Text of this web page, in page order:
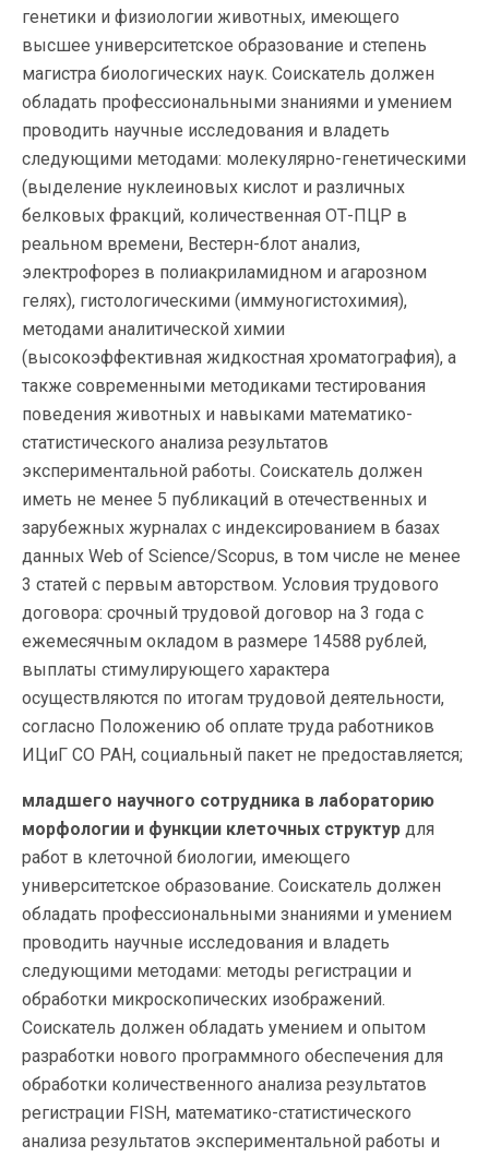
генетики и физиологии животных, имеющего
высшее университетское образование и степень
магистра биологических наук. Соискатель должен
обладать профессиональными знаниями и умением
проводить научные исследования и владеть
следующими методами: молекулярно-генетическими
(выделение нуклеиновых кислот и различных
белковых фракций, количественная ОТ-ПЦР в
реальном времени, Вестерн-блот анализ,
электрофорез в полиакриламидном и агарозном
гелях), гистологическими (иммуногистохимия),
методами аналитической химии
(высокоэффективная жидкостная хроматография), а
также современными методиками тестирования
поведения животных и навыками математико-
статистического анализа результатов
экспериментальной работы. Соискатель должен
иметь не менее 5 публикаций в отечественных и
зарубежных журналах с индексированием в базах
данных Web of Science/Scopus, в том числе не менее
3 статей с первым авторством. Условия трудового
договора: срочный трудовой договор на 3 года с
ежемесячным окладом в размере 14588 рублей,
выплаты стимулирующего характера
осуществляются по итогам трудовой деятельности,
согласно Положению об оплате труда работников
ИЦиГ СО РАН, социальный пакет не предоставляется;
младшего научного сотрудника в лабораторию
морфологии и функции клеточных структур для
работ в клеточной биологии, имеющего
университетское образование. Соискатель должен
обладать профессиональными знаниями и умением
проводить научные исследования и владеть
следующими методами: методы регистрации и
обработки микроскопических изображений.
Соискатель должен обладать умением и опытом
разработки нового программного обеспечения для
обработки количественного анализа результатов
регистрации FISH, математико-статистического
анализа результатов экспериментальной работы и